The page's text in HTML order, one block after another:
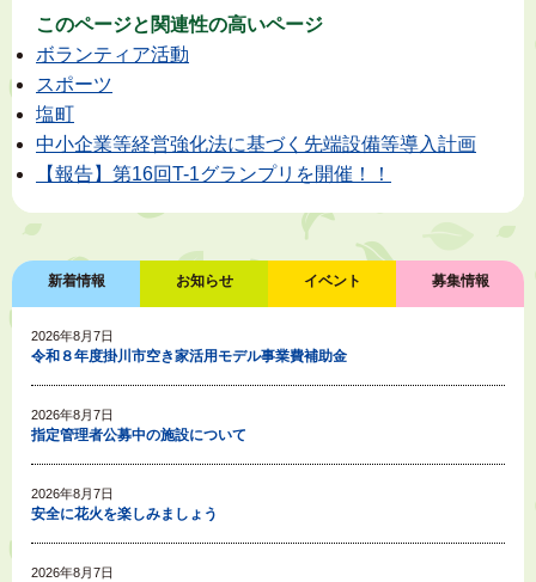
このページと 関連性の高いページ
ボランティア活動
スポーツ
塩町
中小企業等経営強化法に基づく先端設備等導入計画
【報告】第16回T-1グランプリを開催！！
新着情報 お知らせ イベント 募集情報
2026年8月7日
令和８年度掛川市空き家活用モデル事業費補助金
2026年8月7日
指定管理者公募中の施設について
2026年8月7日
安全に花火を楽しみましょう
2026年8月7日